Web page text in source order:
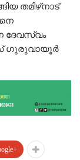
തമിഴ്‌നാട്
ദേവസ്വം
ബസ് ഗുരുവായൂർ